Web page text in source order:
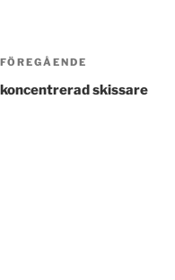
Inläggsnavigering
Föregående
inlägg
FÖREGÅENDE
koncentrerad skissare